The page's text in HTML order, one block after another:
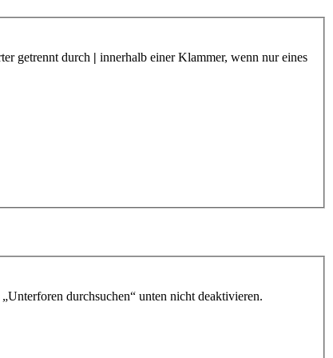
getrennt durch | innerhalb einer Klammer, wenn nur eines
durchsuchen“ unten nicht deaktivieren.